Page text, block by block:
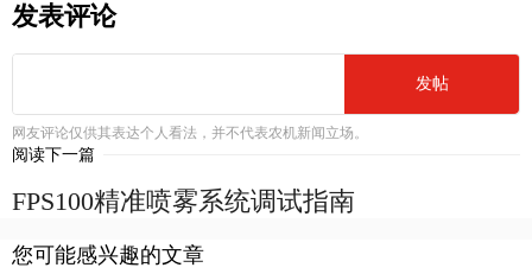
发表评论
发帖
网友评论仅供其表达个人看法，并不代表农机新闻立场。
阅读下一篇
FPS100精准喷雾系统调试指南
您可能感兴趣的文章